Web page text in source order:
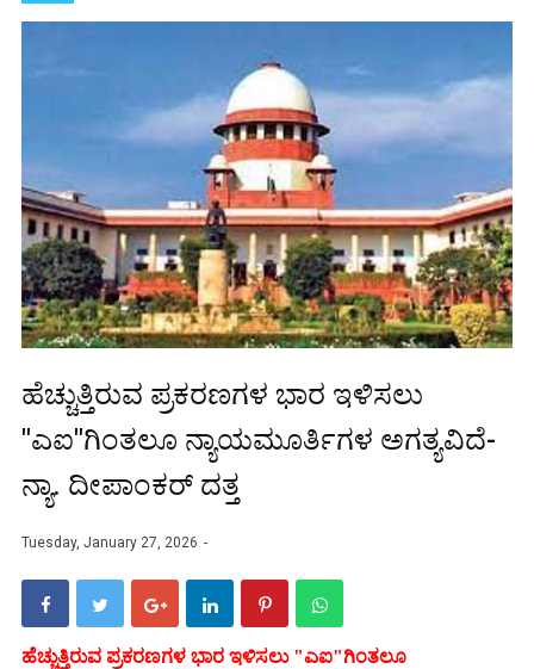
ಹೆಚ್ಚುತ್ತಿರುವ ಪ್ರಕರಣಗಳ ಭಾರ ಇಳಿಸಲು
"ಎಐ"ಗಿಂತಲೂ ನ್ಯಾಯಮೂರ್ತಿಗಳ ಅಗತ್ಯವಿದೆ-
ನ್ಯಾ. ದೀಪಾಂಕರ್ ದತ್ತ
Tuesday, January 27, 2026
ಹೆಚ್ಚುತ್ತಿರುವ ಪ್ರಕರಣಗಳ ಭಾರ ಇಳಿಸಲು "ಎಐ"ಗಿಂತಲೂ